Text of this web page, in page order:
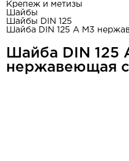
Крепеж и метизы
Шайбы
Шайбы DIN 125
Шайба DIN 125 A М3
Шайба DIN 125
нержавеющая